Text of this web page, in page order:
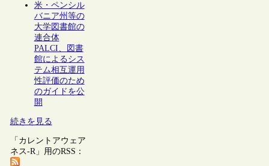
米・ペンシル
バニア州等の
大学図書館の
連合体
PALCI、図書
館によるシス
テム相互運用
性評価のため
のガイドを公
開
続きを見る
「カレントアウェア
ネス-R」用のRSS：